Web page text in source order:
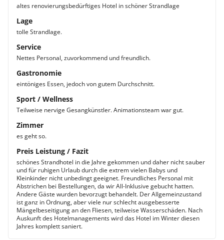
altes renovierungsbedürftiges Hotel in schöner Strandlage
Lage
tolle Strandlage.
Service
Nettes Personal, zuvorkommend und freundlich.
Gastronomie
eintöniges Essen, jedoch von gutem Durchschnitt.
Sport / Wellness
Teilweise nervige Gesangkünstler. Animationsteam war gut.
Zimmer
es geht so.
Preis Leistung / Fazit
schönes Strandhotel in die Jahre gekommen und daher nicht sauber
und für ruhigen Urlaub durch die extrem vielen Babys und
Kleinkinder nicht unbedingt geeignet. Freundliches Personal mit
Abstrichen bei Bestellungen, da wir All-Inklusive gebucht hatten.
Andere Gäste wurden bevorzugt behandelt. Der Allgemeinzustand
ist ganz in Ordnung, aber viele nur schlecht ausgebesserte
Mängelbeseitigung an den Fliesen, teilweise Wasserschäden. Nach
Auskunft des Hotelmanagements wird das Hotel im Winter diesen
Jahres komplett saniert.